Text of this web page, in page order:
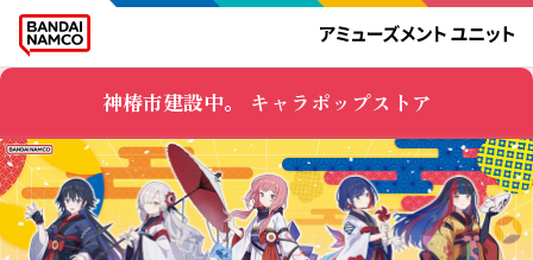
神椿市建設中。 キャラポップストア